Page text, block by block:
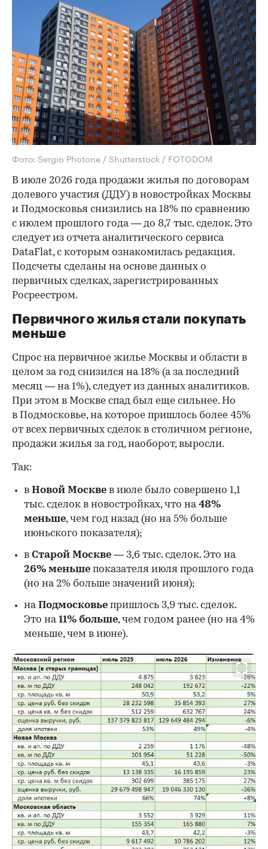
Фото: Sergio Photone / Shutterstock / FOTODOM
В июле 2026 года продажи жилья по договорам
долевого участия (ДДУ) в новостройках Москвы
и Подмосковья снизились на 18% по сравнению
с июлем прошлого года — до 8,7 тыс. сделок. Это
следует из отчета аналитического сервиса
DataFlat, с которым ознакомилась редакция.
Подсчеты сделаны на основе данных о
первичных сделках, зарегистрированных
Росреестром.
Первичного жилья стали покупать
меньше
Спрос на первичное жилье Москвы и области в
целом за год снизился на 18% (а за последний
месяц — на 1%), следует из данных аналитиков.
При этом в Москве спад был еще сильнее. Но
в Подмосковье, на которое пришлось более 45%
от всех первичных сделок в столичном регионе,
продажи жилья за год, наоборот, выросли.
00:00 / 00:00
Так:
в Новой Москве в июле было совершено 1,1
тыс. сделок в новостройках, что на48%
меньше, чем год назад (но на 5% больше
июньского показателя);
в Старой Москве — 3,6 тыс. сделок. Это на
26% меньше показателя июля прошлого года
(но на 2% больше значений июня);
наПодмосковье пришлось 3,9 тыс. сделок.
Это на11% больше, чем годом ранее (но на 4%
меньше, чем в июне).